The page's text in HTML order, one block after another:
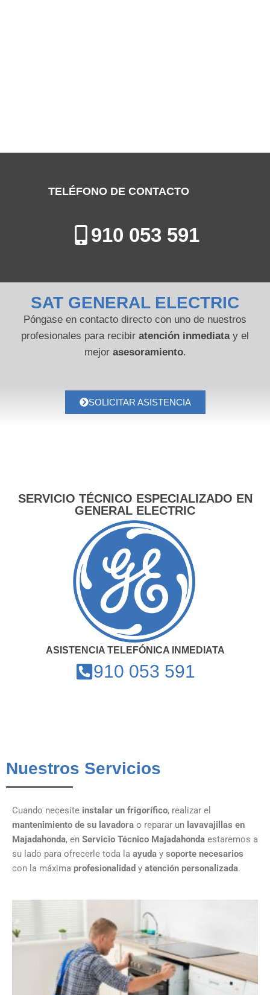
TELÉFONO DE CONTACTO
910 053 591
SAT GENERAL ELECTRIC
Póngase en contacto directo con uno de nuestros
profesionales para recibir atención inmediatay el
mejor asesoramiento.
SOLICITAR ASISTENCIA
SERVICIO TÉCNICO ESPECIALIZADO EN
GENERAL ELECTRIC
ASISTENCIA TELEFÓNICA INMEDIATA
910 053 591
Nuestros Servicios
Cuando necesite instalar un frigorífico, realizar el
mantenimiento de su lavadora o reparar un lavavajillas en
Majadahonda, en Servicio Técnico Majadahonda estaremos a
su lado para ofrecerle toda la ayuda y soporte necesarios
con la máxima profesionalidad y atención personalizada.